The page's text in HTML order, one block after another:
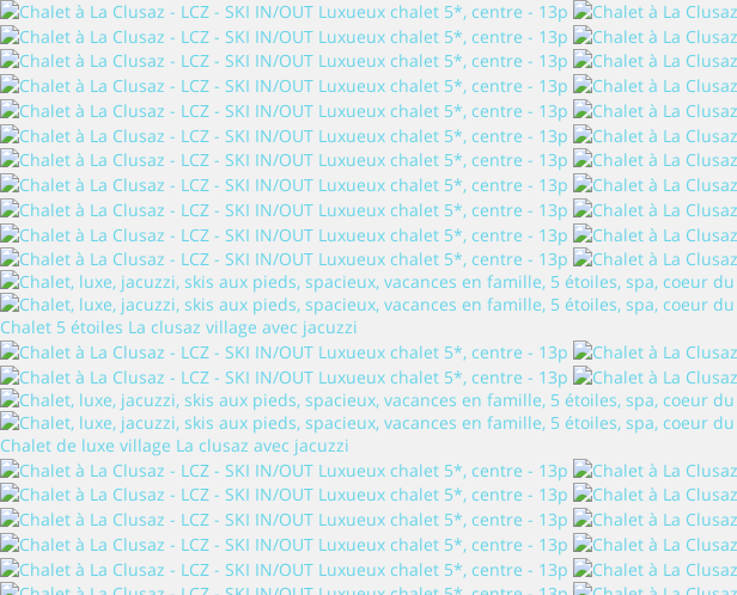
Chalet 5 étoiles La clusaz village avec jacuzzi
Chalet de luxe village La clusaz avec jacuzzi